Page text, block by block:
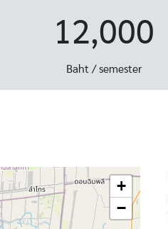
12,000
Baht / semester
+
−